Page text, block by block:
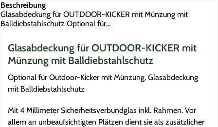
Beschreibung
Glasabdeckung für OUTDOOR-KICKER mit Münzung mit
Balldiebstahlschutz Optional für...
Glasabdeckung für OUTDOOR-KICKER mit
Münzung mit Balldiebstahlschutz
Optional für Outdoor-Kicker mit Münzung. Glasabdeckung
mit Balldiebstahlschutz
Mit 4 Millimeter Sicherheitsverbundglas inkl. Rahmen. Vor
allem an unbeaufsichtigten Plätzen dient sie als zusätzlicher